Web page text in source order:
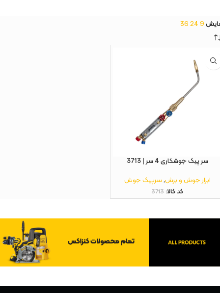
9
24
36
سر پیک جوشکاری 4 سر | 3713
ابزار جوش و برش,سرپیک جوش
کد کالا: 3713